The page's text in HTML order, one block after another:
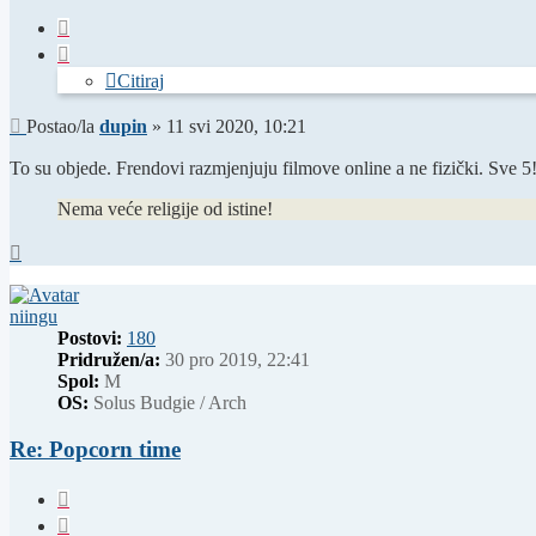
Citiraj
Citiraj
Post
Postao/la dupin » 11 svi 2020, 10:21
To su objede. Frendovi razmjenjuju filmove online a ne fizički. Sve 5!
Nema veće religije od istine!
niingu
Postovi: 180
Pridružen/a: 30 pro 2019, 22:41
Spol: M
OS: Solus Budgie / Arch
Re: Popcorn time